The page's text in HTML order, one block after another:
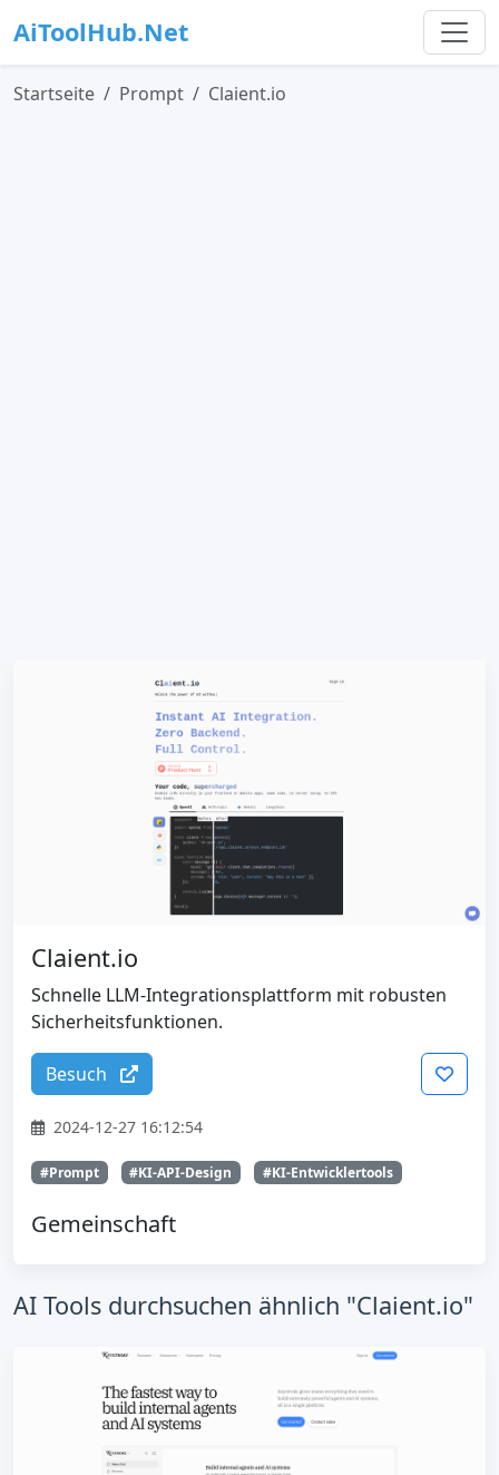
AiToolHub.Net
Startseite Prompt Claient.io
Claient.io
Schnelle LLM-Integrationsplattform mit robusten
Sicherheitsfunktionen.
Besuch
2024-12-27 16:12:54
#Prompt #KI-API-Design #KI-Entwicklertools
Gemeinschaft
AI Tools durchsuchen ähnlich "Claient.io"